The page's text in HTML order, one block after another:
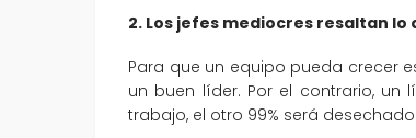
2. Los jefes mediocres resaltan
Para que un equipo pueda crecer
un buen líder. Por el contrario, un
trabajo, el otro 99% será